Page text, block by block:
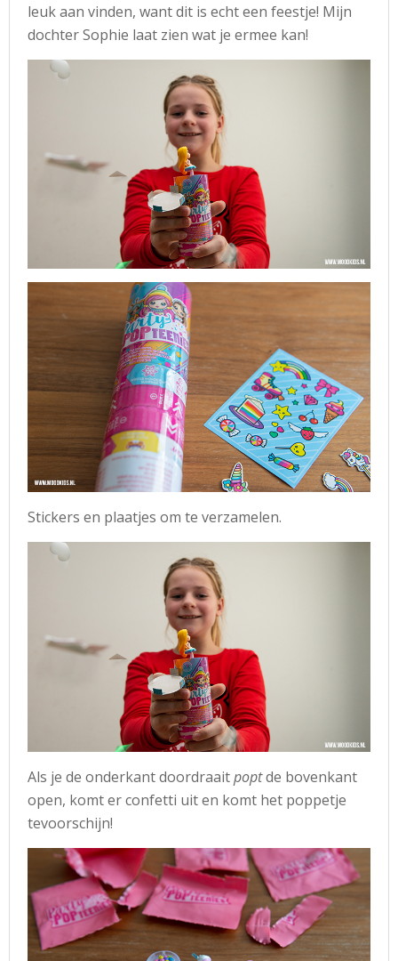
leuk aan vinden, want dit is echt een feestje! Mijn
dochter Sophie laat zien wat je ermee kan!
Stickers en plaatjes om te verzamelen.
Als je de onderkant doordraaitpoptde bovenkant
open, komt er confetti uit en komt het poppetje
tevoorschijn!